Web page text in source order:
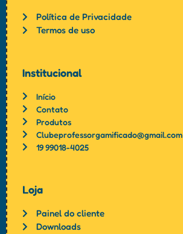
Política de Privacidade
Termos de uso
Institucional
Início
Contato
Produtos
Clubeprofessorgamificado@gmail.com
19 99018-4025
Loja
Painel do cliente
Downloads